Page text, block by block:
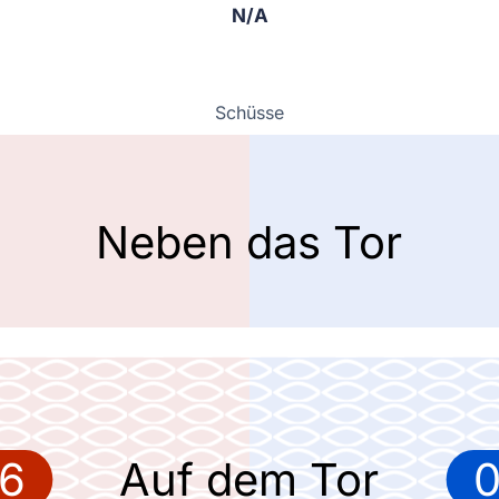
N/A
Schüsse
Neben das Tor
Auf dem Tor